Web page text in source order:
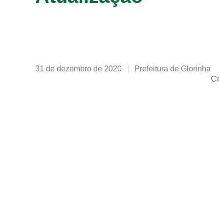
31 de dezembro de 2020 Prefeitura de Glorinha